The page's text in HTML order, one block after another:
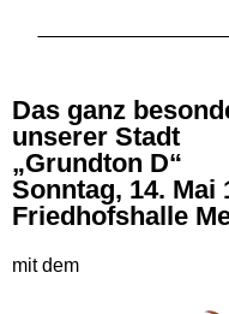
Das ganz
unserer Stadt
„Grundton D“
Sonntag, 14. Mai
Friedhofshalle
mit dem